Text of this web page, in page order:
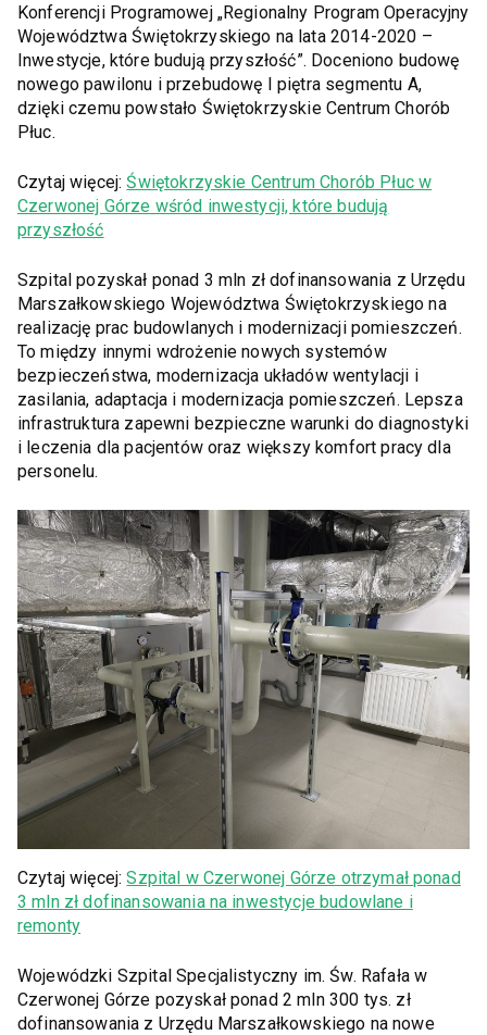
Konferencji Programowej „Regionalny Program Operacyjny
Województwa Świętokrzyskiego na lata 2014-2020 –
Inwestycje, które budują przyszłość”. Doceniono budowę
nowego pawilonu i przebudowę I piętra segmentu A,
dzięki czemu powstało Świętokrzyskie Centrum Chorób
Płuc.
Czytaj więcej:Świętokrzyskie Centrum Chorób Płuc w
Czerwonej Górze wśród inwestycji, które budują
przyszłość
Szpital pozyskał ponad 3 mln zł dofinansowania z Urzędu
Marszałkowskiego Województwa Świętokrzyskiego na
realizację prac budowlanych i modernizacji pomieszczeń.
To między innymi wdrożenie nowych systemów
bezpieczeństwa, modernizacja układów wentylacji i
zasilania, adaptacja i modernizacja pomieszczeń. Lepsza
infrastruktura zapewni bezpieczne warunki do diagnostyki
i leczenia dla pacjentów oraz większy komfort pracy dla
personelu.
Czytaj więcej:Szpital w Czerwonej Górze otrzymał ponad
3 mln zł dofinansowania na inwestycje budowlane i
remonty
Wojewódzki Szpital Specjalistyczny im. Św. Rafała w
Czerwonej Górze pozyskał ponad 2 mln 300 tys. zł
dofinansowania z Urzędu Marszałkowskiego na nowe